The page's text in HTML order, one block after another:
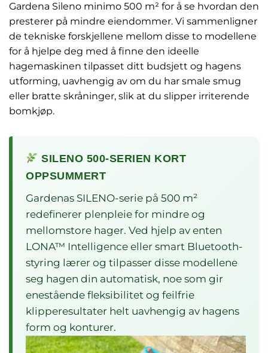
Gardena Sileno minimo 500 m² for å se hvordan den
presterer på mindre eiendommer. Vi sammenligner
de tekniske forskjellene mellom disse to modellene
for å hjelpe deg med å finne den ideelle
hagemaskinen tilpasset ditt budsjett og hagens
utforming, uavhengig av om du har smale smug
eller bratte skråninger, slik at du slipper irriterende
bomkjøp.
SILENO 500-SERIEN KORT
OPPSUMMERT
Gardenas SILENO-serie på 500 m²
redefinerer plenpleie for mindre og
mellomstore hager. Ved hjelp av enten
LONA™ Intelligence eller smart Bluetooth-
styring lærer og tilpasser disse modellene
seg hagen din automatisk, noe som gir
enestående fleksibilitet og feilfrie
klipperesultater helt uavhengig av hagens
form og konturer.